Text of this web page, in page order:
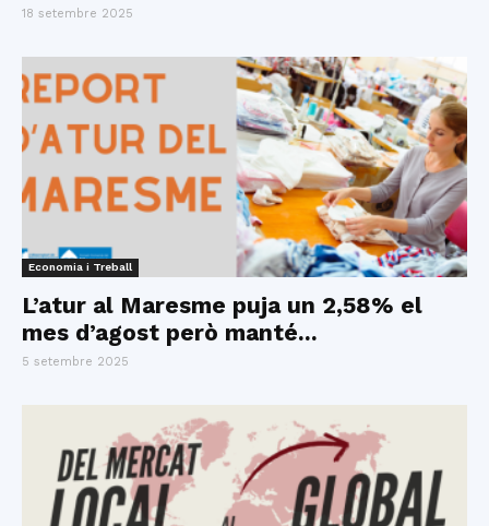
18 setembre 2025
Economia i Treball
L’atur al Maresme puja un 2,58% el
mes d’agost però manté...
5 setembre 2025